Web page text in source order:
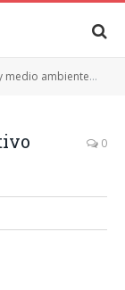
medio ambiente
0